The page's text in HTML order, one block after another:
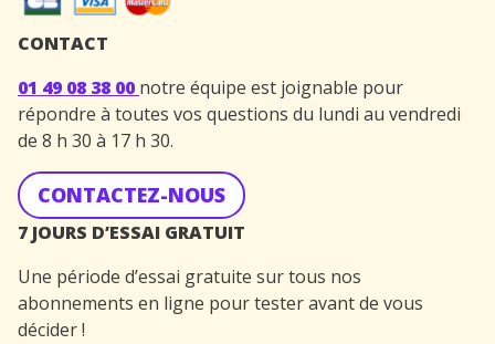
CONTACT
01 49 08 38 00 notre équipe est joignable pour
répondre à toutes vos questions du lundi au vendredi
de 8 h 30 à 17 h 30.
CONTACTEZ-NOUS
7 JOURS D’ESSAI GRATUIT
Une période d’essai gratuite sur tous nos
abonnements en ligne pour tester avant de vous
décider !